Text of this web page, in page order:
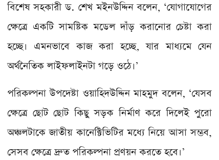
বিশেষ সহকারী ড. শেখ মইনউদ্দিন বলেন, ‘যোগাযোগের
ক্ষেত্রে একটি সামষ্টিক মডেল দাঁড় করানোর চেষ্টা করা
হচ্ছে। এমনভাবে কাজ করা হচ্ছে, যার মাধ্যমে যেন
অর্থনৈতিক লাইফলাইনটা গড়ে ওঠে।’
পরিকল্পনা উপদেষ্টা ওয়াহিদউদ্দিন মাহমুদ বলেন, ‘যেসব
ক্ষেত্রে ছোট ছোট কিছু সড়ক নির্মাণ করে দিলেই পুরো
অঞ্চলটাকে জাতীয় কানেক্টিভিটির মধ্যে নিয়ে আসা সম্ভব,
সেসব ক্ষেত্রে দ্রুত পরিকল্পনা প্রণয়ন করতে হবে।’